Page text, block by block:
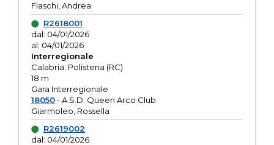
Fiaschi, Andrea
R2618001
dal: 04/01/2026
al: 04/01/2026
Interregionale
Calabria: Polistena (RC)
18 m
Gara Interregionale
18050- A.S.D. Queen Arco Club
Giarmoleo, Rossella
R2619002
dal: 04/01/2026